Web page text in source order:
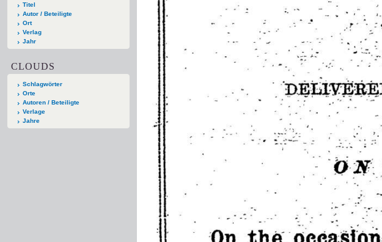
Titel
Autor / Beteiligte
Ort
Verlag
Jahr
CLOUDS
Schlagwörter
Orte
Autoren / Beteiligte
Verlage
Jahre